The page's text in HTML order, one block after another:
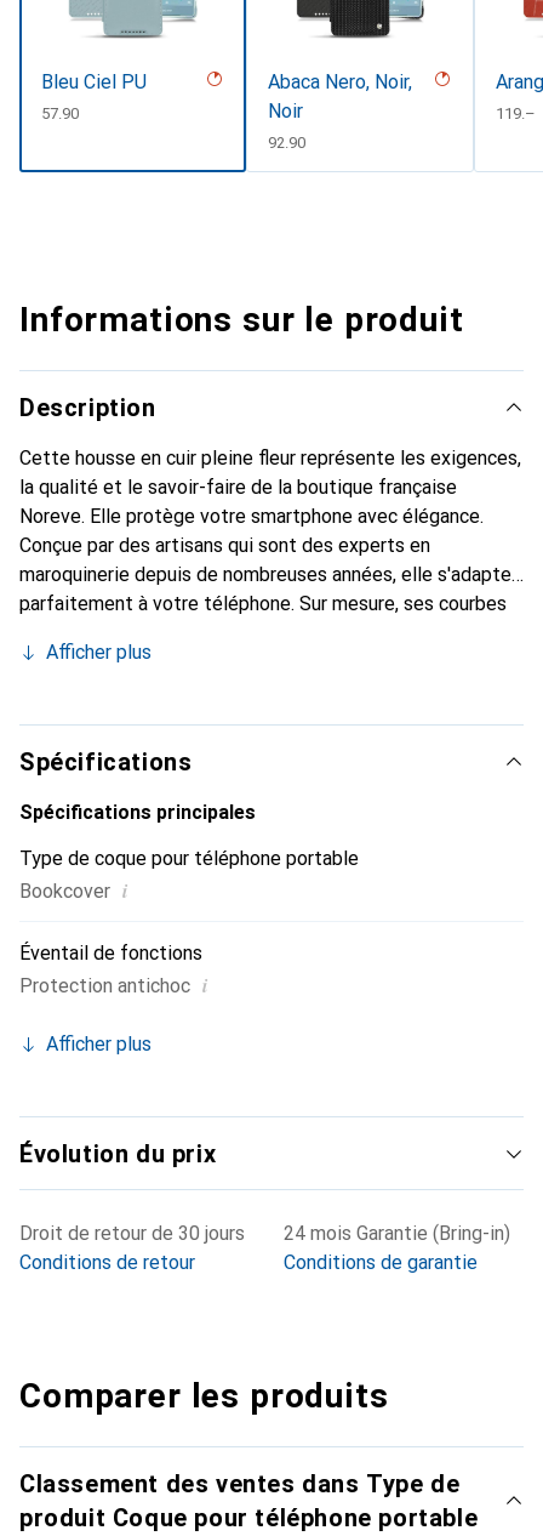
Bleu Ciel PU
CHF
57.90
Abaca Nero, Noir,
Noir
CHF
92.90
CHF
119.–
Informations sur le produit
Description
Cette housse en cuir pleine fleur représente les exigences,
la qualité et le savoir-faire de la boutique française
Noreve. Elle protège votre smartphone avec élégance.
Conçue par des artisans qui sont des experts en
maroquinerie depuis de nombreuses années, elle s'adapte
parfaitement à votre téléphone. Sur mesure, ses courbes
devient l'accessoire chic et indispensable pour votre
l'international pour ses produits de haute qualité et
constitue un choix sûr pour une clientèle exigeante.
Afficher plus
Spécifications
Spécifications principales
Type de coque pour téléphone portable
Bookcover i
Éventail de fonctions
Protection antichoc i
Afficher plus
Évolution du prix
Droit de retour de 30 jours
Conditions de retour
24 mois Garantie (Bring-in)
Conditions de garantie
Comparer les produits
Classement des ventes dans Type de
produit Coque pour téléphone portable